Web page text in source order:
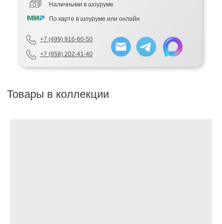
+7 (958) 202-41-40
+7 (499) 916-60-50
Наличными в шоуруме
По карте в шоуруме или онлайн